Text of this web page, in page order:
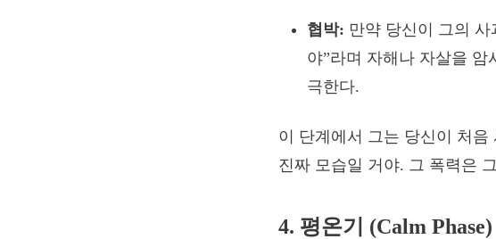
협박: 만약 당신이 그의
야”라며 자해나 자살을
극한다.
이 단계에서 그는 당신이 처음
진짜 모습일 거야. 그 폭력은
4. 평온기 (Calm Phase)